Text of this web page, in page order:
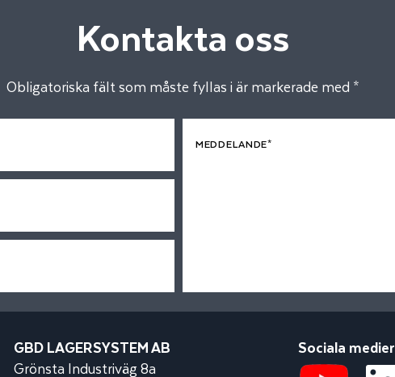
Kontakta oss
Obligatoriska fält som måste fyllas i är markerade med *
MEDDELANDE*
GBD LAGERSYSTEM AB
Grönsta Industriväg 8a
Sociala medier